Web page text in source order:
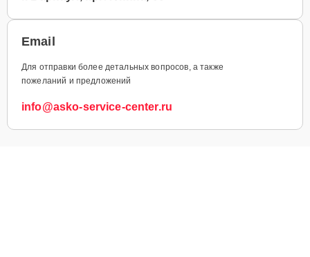
Email
Для отправки более детальных вопросов, а также
пожеланий и предложений
info@asko-service-center.ru